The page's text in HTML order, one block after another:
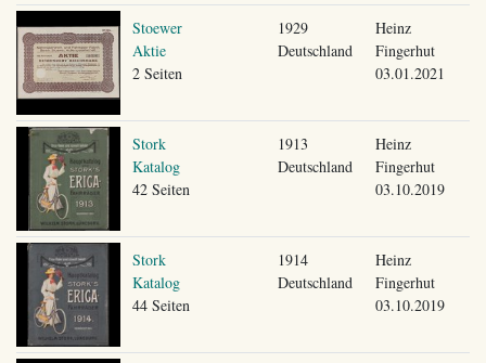
Stoewer
Aktie
2 Seiten
1929
Deutschland
Heinz
Fingerhut
03.01.2021
Stork
Katalog
42 Seiten
1913
Deutschland
Heinz
Fingerhut
03.10.2019
Stork
Katalog
44 Seiten
1914
Deutschland
Heinz
Fingerhut
03.10.2019